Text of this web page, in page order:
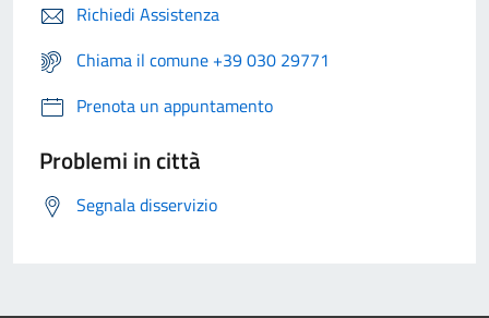
Richiedi Assistenza
Chiama il comune +39 030 29771
Prenota un appuntamento
Problemi in città
Segnala disservizio